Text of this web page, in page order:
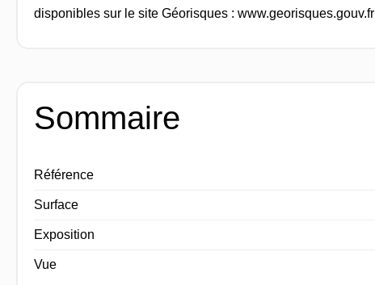
disponibles sur le site Géorisques : www.georisques.gouv.fr
Sommaire
Référence
Surface
Exposition
Vue